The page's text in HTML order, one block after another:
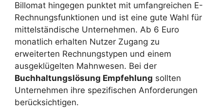
Billomat hingegen punktet mit umfangreichen E-
Rechnungsfunktionen und ist eine gute Wahl für
mittelständische Unternehmen. Ab 6 Euro
monatlich erhalten Nutzer Zugang zu
erweiterten Rechnungstypen und einem
ausgeklügelten Mahnwesen. Bei der
Buchhaltungslösung Empfehlung sollten
Unternehmen ihre spezifischen Anforderungen
berücksichtigen.